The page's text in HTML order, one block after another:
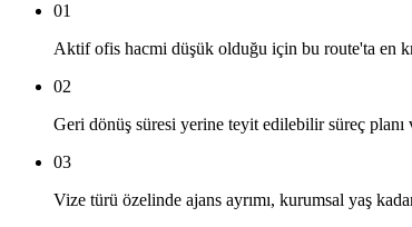
01
Aktif ofis hacmi düşük olduğu için bu route'ta en
02
Geri dönüş süresi yerine teyit edilebilir süreç
03
Vize türü özelinde ajans ayrımı, kurumsal yaş